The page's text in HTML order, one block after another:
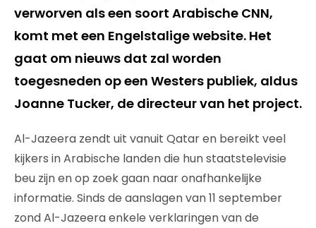
verworven als een soort Arabische CNN,
komt met een Engelstalige website. Het
gaat om nieuws dat zal worden
toegesneden op een Westers publiek, aldus
Joanne Tucker, de directeur van het project.
Al-Jazeera zendt uit vanuit Qatar en bereikt veel
kijkers in Arabische landen die hun staatstelevisie
beu zijn en op zoek gaan naar onafhankelijke
informatie. Sinds de aanslagen van 11 september
zond Al-Jazeera enkele verklaringen van de